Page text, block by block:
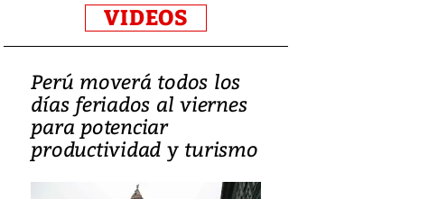
VIDEOS
Perú moverá todos los
días feriados al viernes
para potenciar
productividad y turismo